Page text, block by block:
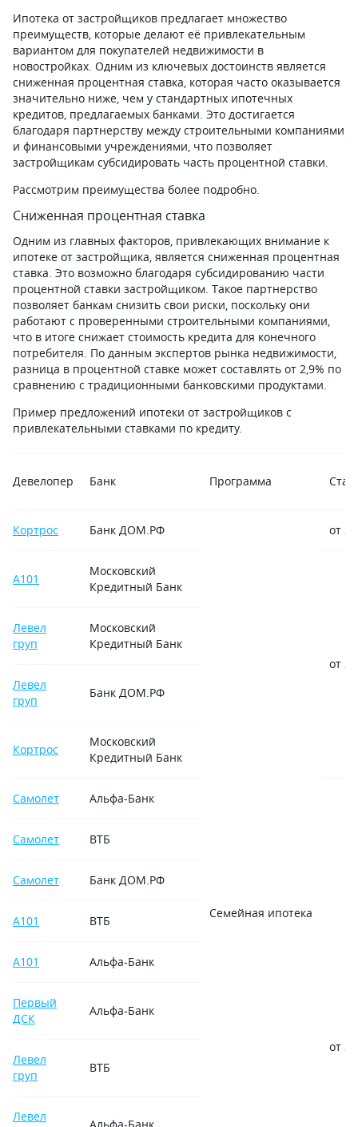
Ипотека от застройщиков предлагает множество
преимуществ, которые делают её привлекательным
вариантом для покупателей недвижимости в
новостройках. Одним из ключевых достоинств является
сниженная процентная ставка, которая часто оказывается
значительно ниже, чем у стандартных ипотечных
кредитов, предлагаемых банками. Это достигается
благодаря партнерству между строительными компаниями
и финансовыми учреждениями, что позволяет
застройщикам субсидировать часть процентной ставки.
Рассмотрим преимущества более подробно.
Сниженная процентная ставка
Одним из главных факторов, привлекающих внимание к
ипотеке от застройщика, является сниженная процентная
ставка. Это возможно благодаря субсидированию части
процентной ставки застройщиком. Такое партнерство
позволяет банкам снизить свои риски, поскольку они
работают с проверенными строительными компаниями,
что в итоге снижает стоимость кредита для конечного
потребителя. По данным экспертов рынка недвижимости,
разница в процентной ставке может составлять от 2,9% по
сравнению с традиционными банковскими продуктами.
Пример предложений ипотеки от застройщиков с
привлекательными ставками по кредиту.
Девелопер Банк Программа
Кортрос Банк ДОМ.РФ
Семейная ипотека
от
А101
Московский
Кредитный Банк
от
Левел
груп
Московский
Кредитный Банк
Левел
груп
Банк ДОМ.РФ
Кортрос
Московский
Кредитный Банк
Самолет Альфа-Банк
от
Самолет ВТБ
Самолет Банк ДОМ.РФ
А101 ВТБ
А101 Альфа-Банк
Первый
ДСК
Альфа-Банк
Левел
груп
ВТБ
Левел